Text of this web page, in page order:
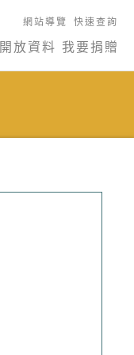
網站導覽 快速查詢
開放資料 我要捐贈